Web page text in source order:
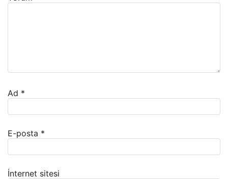
Ad *
E-posta *
İnternet sitesi